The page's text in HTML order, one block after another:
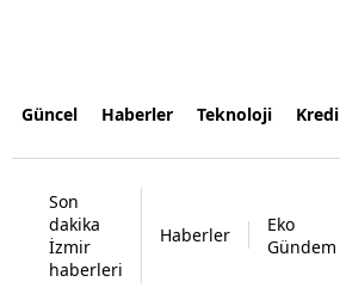
Güncel Haberler Teknoloji Kredi
Son
dakika
İzmir
haberleri
Haberler
Eko
Gündem